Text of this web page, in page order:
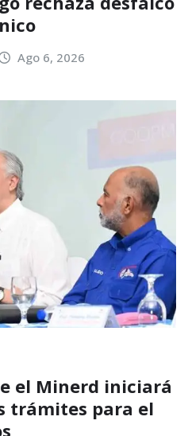
Ago 6, 2026
el Minerd iniciará
trámites para el